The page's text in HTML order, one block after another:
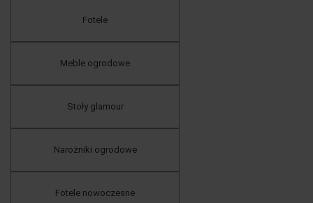
Fotele
Meble ogrodowe
Stoły glamour
Narożniki ogrodowe
Fotele nowoczesne